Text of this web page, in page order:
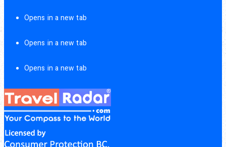
Opens in a new tab
Opens in a new tab
Opens in a new tab